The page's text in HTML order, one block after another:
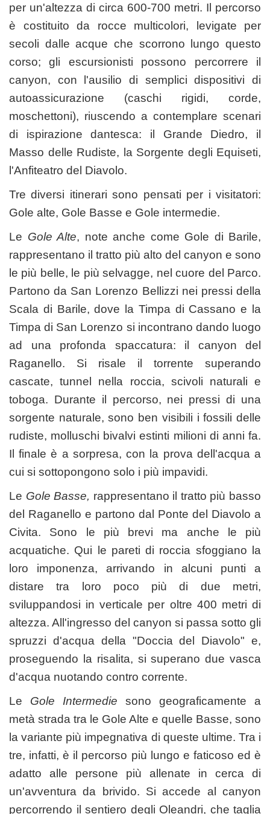
per un'altezza di circa 600-700 metri. Il percorso
è costituito da rocce multicolori, levigate per
secoli dalle acque che scorrono lungo questo
corso; gli escursionisti possono percorrere il
canyon, con l'ausilio di semplici dispositivi di
autoassicurazione (caschi rigidi, corde,
moschettoni), riuscendo a contemplare scenari
di ispirazione dantesca: il Grande Diedro, il
Masso delle Rudiste, la Sorgente degli Equiseti,
l'Anfiteatro del Diavolo.
Tre diversi itinerari sono pensati per i visitatori:
Gole alte, Gole Basse e Gole intermedie.
Le Gole Alte, note anche come Gole di Barile,
rappresentano il tratto più alto del canyon e sono
le più belle, le più selvagge, nel cuore del Parco.
Partono da San Lorenzo Bellizzi nei pressi della
Scala di Barile, dove la Timpa di Cassano e la
Timpa di San Lorenzo si incontrano dando luogo
ad una profonda spaccatura: il canyon del
Raganello. Si risale il torrente superando
cascate, tunnel nella roccia, scivoli naturali e
toboga. Durante il percorso, nei pressi di una
sorgente naturale, sono ben visibili i fossili delle
rudiste, molluschi bivalvi estinti milioni di anni fa.
Il finale è a sorpresa, con la prova dell'acqua a
cui si sottopongono solo i più impavidi.
Le Gole Basse, rappresentano il tratto più basso
del Raganello e partono dal Ponte del Diavolo a
Civita. Sono le più brevi ma anche le più
acquatiche. Qui le pareti di roccia sfoggiano la
loro imponenza, arrivando in alcuni punti a
distare tra loro poco più di due metri,
sviluppandosi in verticale per oltre 400 metri di
altezza. All'ingresso del canyon si passa sotto gli
spruzzi d'acqua della "Doccia del Diavolo" e,
proseguendo la risalita, si superano due vasca
d'acqua nuotando contro corrente.
Le Gole Intermedie sono geograficamente a
metà strada tra le Gole Alte e quelle Basse, sono
la variante più impegnativa di queste ultime. Tra i
tre, infatti, è il percorso più lungo e faticoso ed è
adatto alle persone più allenate in cerca di
un'avventura da brivido. Si accede al canyon
percorrendo il sentiero degli Oleandri, che taglia